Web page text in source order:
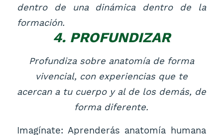
dentro de una dinámica dentro de la
formación.
4. PROFUNDIZAR
Profundiza sobre anatomía de forma
vivencial, con experiencias que te
acercan a tu cuerpo y al de los demás, de
forma diferente.
Imagínate: Aprenderás anatomía humana